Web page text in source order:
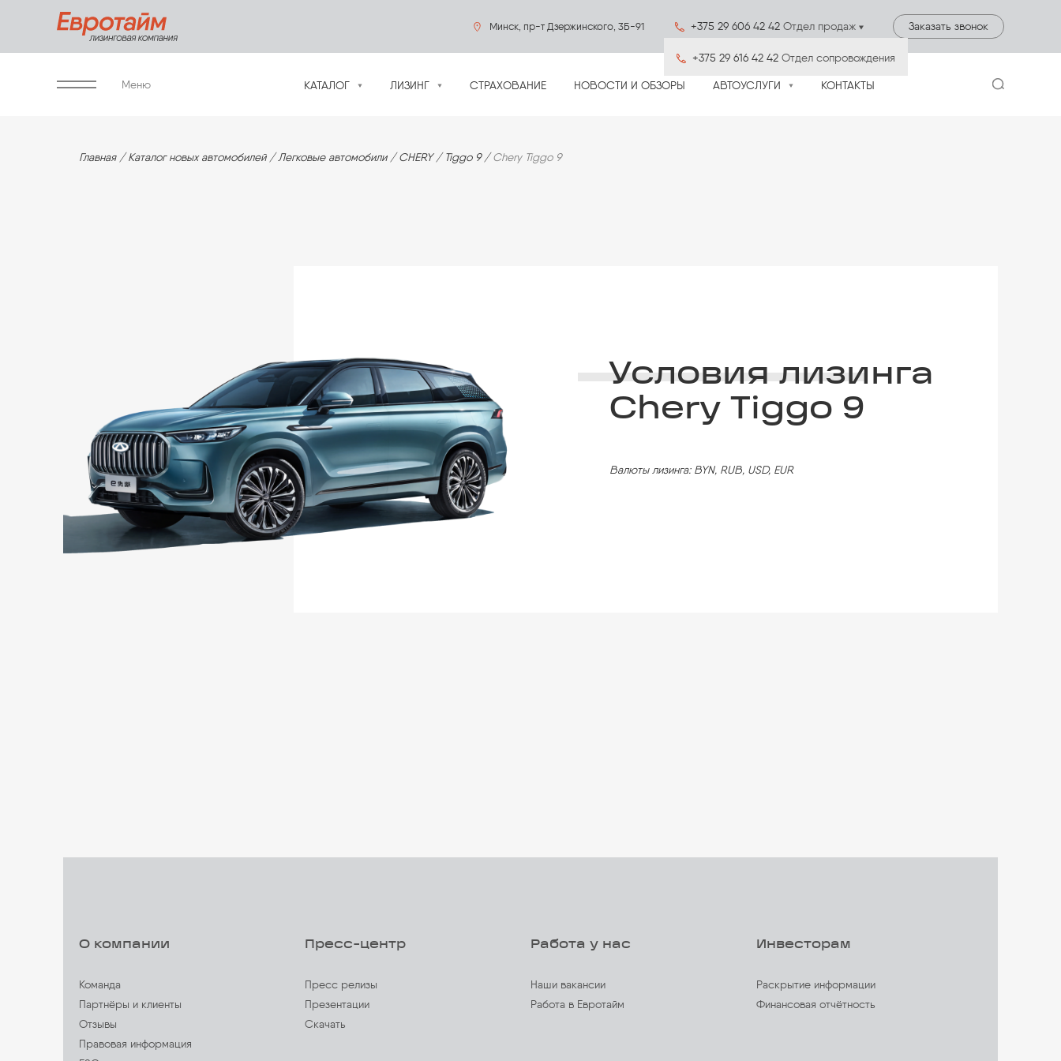
Минск, пр-т Дзержинского, 3Б-91 +375 29 606 42 42 Отдел продаж
+375 29 616 42 42 Отдел сопровождения
Заказать звонок
Меню КАТАЛОГ ЛИЗИНГ СТРАХОВАНИЕ НОВОСТИ И ОБЗОРЫ АВТОУСЛУГИ КОНТАКТЫ
Главная Каталог новых автомобилей Легковые автомобили CHERY Tiggo 9 Chery Tiggo 9
Условия лизинга
Chery Tiggo 9
Валюты лизинга: BYN, RUB, USD, EUR
О компании
Команда
Партнёры и клиенты
Отзывы
Правовая информация
Пресс-центр
Пресс релизы
Презентации
Скачать
Работа у нас
Наши вакансии
Работа в Евротайм
Инвесторам
Раскрытие информации
Финансовая отчётность